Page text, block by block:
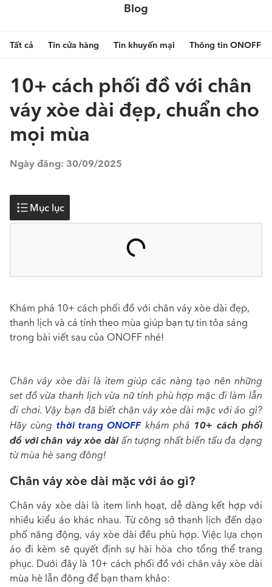
Blog
Tất cả Tin cửa hàng Tin khuyến mại Thông tin ONOFF
10+ cách phối đồ với chân
váy xòe dài đẹp, chuẩn cho
mọi mùa
Ngày đăng: 30/09/2025
Mục lục
Khám phá 10+ cách phối đồ với chân váy xòe dài đẹp,
thanh lịch và cá tính theo mùa giúp bạn tự tin tỏa sáng
trong bài viết sau của ONOFF nhé!
Chân váy xòe dài là item giúp các nàng tạo nên những
set đồ vừa thanh lịch vừa nữ tính phù hợp mặc đi làm lẫn
đi chơi. Vậy bạn đã biếtchân váy xòe dài mặc với áo gì?
Hãy cùng thời trang ONOFFkhám phá 10+ cách phối
đồ với chân váy xòe dàiấn tượng nhất biến tấu đa dạng
từ mùa hè sang đông!
Chân váy xòe dài mặc với áo gì?
Chân váy xòe dài là item linh hoạt, dễ dàng kết hợp với
nhiều kiểu áo khác nhau. Từ công sở thanh lịch đến dạo
phố năng động, váy xòe dài đều phù hợp. Việc lựa chọn
áo đi kèm sẽ quyết định sự hài hòa cho tổng thể trang
phục. Dưới đây là 10+ cách phối đồ với chân váy xòe dài
mùa hè lẫn đông để bạn tham khảo: